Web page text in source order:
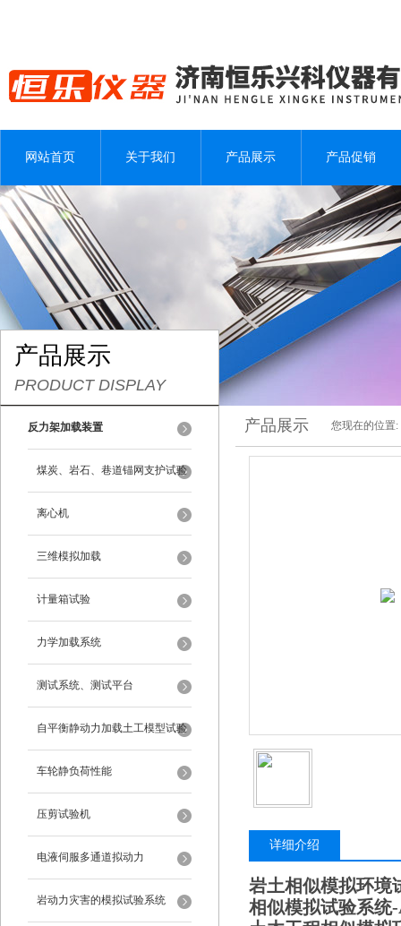
网站首页 关于我们 产品展示 产品促销
产品展示
PRODUCT DISPLAY
反力架加载装置
煤炭、岩石、巷道锚网支护试验
离心机
三维模拟加载
计量箱试验
力学加载系统
测试系统、测试平台
自平衡静动力加载土工模型试验
系统
车轮静负荷性能
压剪试验机
电液伺服多通道拟动力
岩动力灾害的模拟试验系统
产品展示 您现在的位置:
详细介绍
岩土相似模拟环境
相似模拟试验系统